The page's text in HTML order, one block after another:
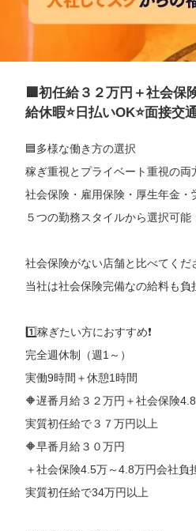
🟦初任給３２万円＋社会
給休暇⭐️日払いOK⭐️面接交
🟦多様な働き方の選択
稼ぎ重視とプライベート重視の両
社会保険・雇用保険・厚生年金・
５つの勤務スタイルから選択可能
社会保険がない店舗と比べてくだ
当社は社会保険完備なの給料も
1️⃣稼ぎたい方におすすめ❗️
完全週休制（週1～）
実働9時間＋休憩1時間
🔶遅番月給３２万円＋社会保険
実質初任給で３７万円以上
🔶早番月給３０万円
＋社会保険4.5万～4.8万円会社負
実質初任給で34万円以上